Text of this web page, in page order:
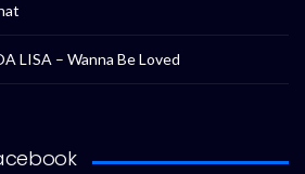
LISA – Wanna Be Loved